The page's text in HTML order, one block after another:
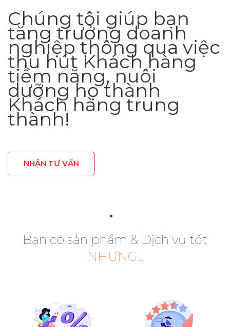
Chúng tôi giúp bạn
tăng trưởng doanh
nghiệp thông qua việc
thu hút Khách hàng
tiềm năng, nuôi
dưỡng họ thành
Khách hàng trung
thành!
NHẬN TƯ VẤN
Bạn có sản phẩm & Dịch vụ tốt
NHƯNG...